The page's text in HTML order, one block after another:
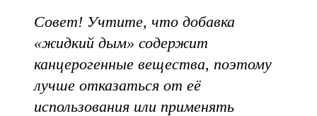
Совет! Учтите, что добавка
«жидкий дым» содержит
канцерогенные вещества, поэтому
лучше отказаться от её
использования или применять